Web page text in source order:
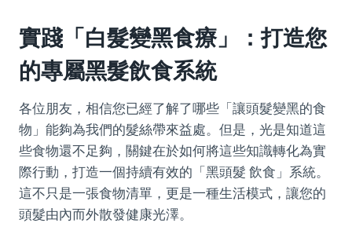
實踐「白髮變黑食療」：打造您
的專屬黑髮飲食系統
各位朋友，相信您已經了解了哪些「讓頭髮變黑的食
物」能夠為我們的髮絲帶來益處。但是，光是知道這
些食物還不足夠，關鍵在於如何將這些知識轉化為實
際行動，打造一個持續有效的「黑頭髮 飲食」系統。
這不只是一張食物清單，更是一種生活模式，讓您的
頭髮由內而外散發健康光澤。